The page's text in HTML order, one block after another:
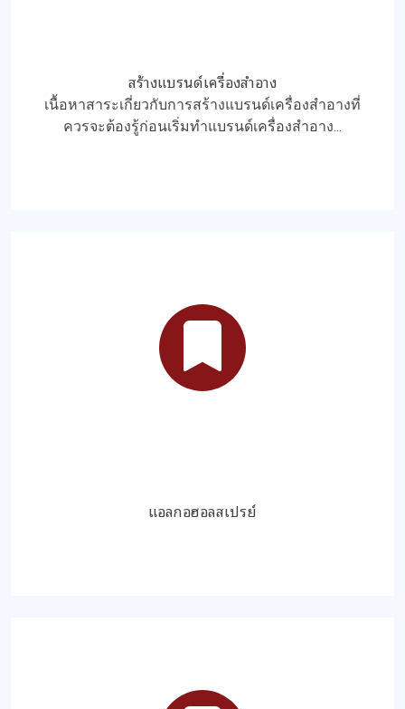
สร้างแบรนด์เครื่องสำอาง
เนื้อหาสาระเกี่ยวกับการสร้างแบรนด์เครื่องสำอางที่
ควรจะต้องรู้ก่อนเริ่มทำแบรนด์เครื่องสำอาง...
แอลกอฮอลสเปรย์